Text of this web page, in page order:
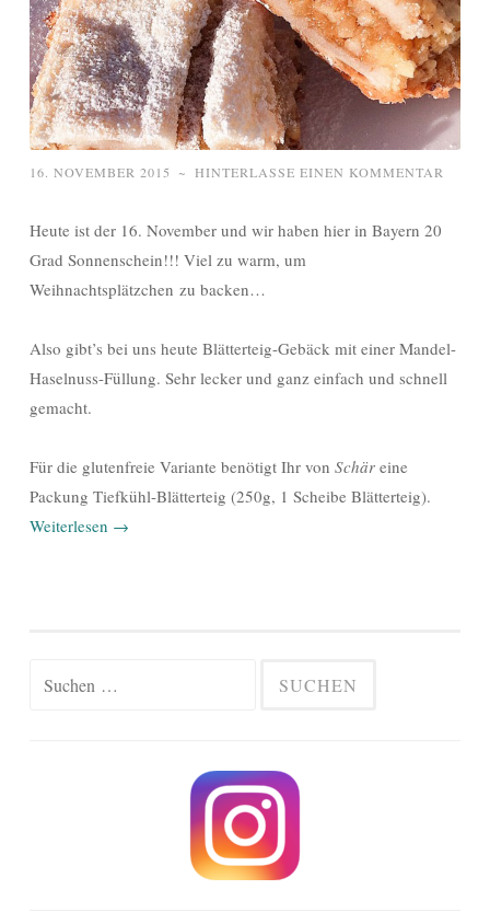
16. NOVEMBER 2015 ~ HINTERLASSE EINEN KOMMENTAR
Heute ist der 16. November und wir haben hier in Bayern 20
Grad Sonnenschein!!! Viel zu warm, um
Weihnachtsplätzchen zu backen…
Also gibt’s bei uns heute Blätterteig-Gebäck mit einer Mandel-
Haselnuss-Füllung. Sehr lecker und ganz einfach und schnell
gemacht.
Für die glutenfreie Variante benötigt Ihr von Schär eine
Packung Tiefkühl-Blätterteig (250g, 1 Scheibe Blätterteig).
Weiterlesen →
Suchen